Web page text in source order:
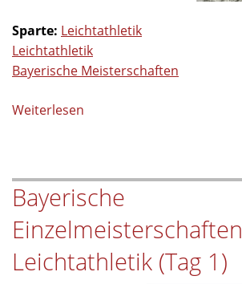
Sparte: Leichtathletik
Leichtathletik
Bayerische Meisterschaften
Weiterlesen
Tag
2
🏃‍♀️
🥇
Bayerische
Einzelmeisterschaften
Leichtathletik (Tag 1)